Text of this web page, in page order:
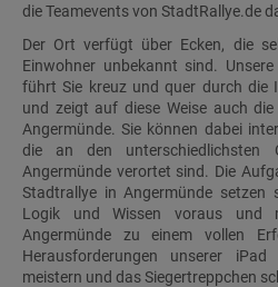
die Teamevents von StadtRallye.de
Der Ort verfügt über Ecken, die
Einwohner unbekannt sind.
führt Sie kreuz und quer durch die
und zeigt auf diese Weise auch
Angermünde. Sie können dabei
die an den unterschiedlichsten
Angermünde verortet sind. Die
Stadtrallye in Angermünde setzen
Logik und Wissen voraus und
Angermünde zu einem vollen
Herausforderungen unserer
meistern und das Siegertreppchen